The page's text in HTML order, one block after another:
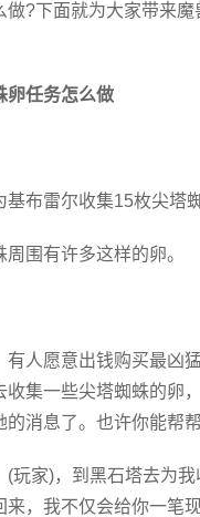
做?下面就为大家带来魔
卵任务怎么做
基布雷尔收集15枚尖塔
周围有许多这样的卵。
有人愿意出钱购买最凶
收集一些尖塔蜘蛛的卵
的消息了。也许你能帮
(玩家)，到黑石塔去为我
来，我不仅会给你一笔